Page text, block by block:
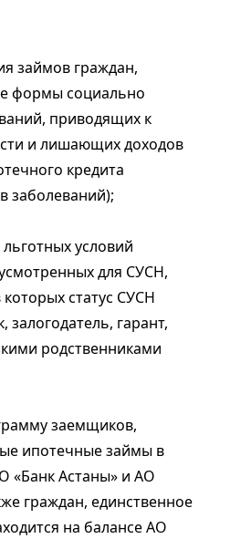
займов граждан,
формы социально
приводящих к
и лишающих доходов
кредита
заболеваний);
условий
для СУСН,
статус СУСН
гарант,
родственниками
заемщиков,
ипотечные займы в
«Банк Астаны» и АО
граждан, единственное
на балансе АО